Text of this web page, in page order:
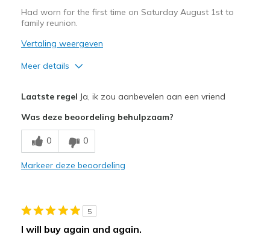
Had worn for the first time on Saturday August 1st to
family reunion.
Vertaling weergeven
Meer details
Durable
Beste toepassingen
Casual Wear
Special Occasions
Laatste regel Ja, ik zou aanbevelen aan een vriend
Was deze beoordeling behulpzaam?
0 0
Markeer deze beoordeling
5
I will buy again and again.